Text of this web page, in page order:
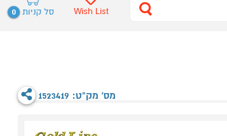
סל קניות 0 Wish List
מס' מק"ט: 1523419